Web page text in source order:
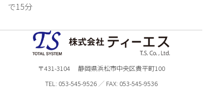
で15分
〒431-3104 静岡県浜松市中央区貴平町100
TEL: 053-545-9526 ／ FAX: 053-545-9536